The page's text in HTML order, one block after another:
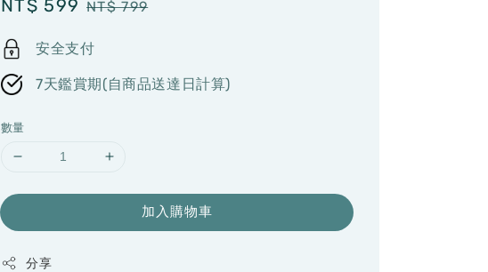
Sale
NT$ 599 Regular
NT$ 799
安全支付
7天鑑賞期(自商品送達日計算)
數量
加入購物車
分享